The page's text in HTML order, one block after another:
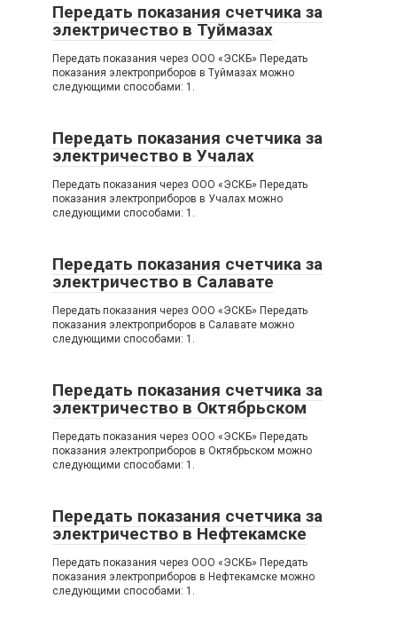
Передать показания счетчика за
электричество в Туймазах
Передать показания через OOO «ЭСКБ» Передать
показания электроприборов в Туймазах можно
следующими способами: 1.
Передать показания счетчика за
электричество в Учалах
Передать показания через OOO «ЭСКБ» Передать
показания электроприборов в Учалах можно
следующими способами: 1.
Передать показания счетчика за
электричество в Салавате
Передать показания через OOO «ЭСКБ» Передать
показания электроприборов в Салавате можно
следующими способами: 1.
Передать показания счетчика за
электричество в Октябрьском
Передать показания через OOO «ЭСКБ» Передать
показания электроприборов в Октябрьском можно
следующими способами: 1.
Передать показания счетчика за
электричество в Нефтекамске
Передать показания через OOO «ЭСКБ» Передать
показания электроприборов в Нефтекамске можно
следующими способами: 1.